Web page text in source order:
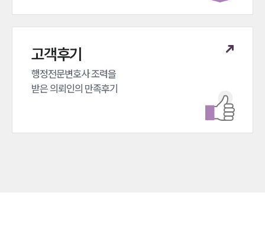
고객후기
행정전문변호사 조력을
받은 의뢰인의 만족후기